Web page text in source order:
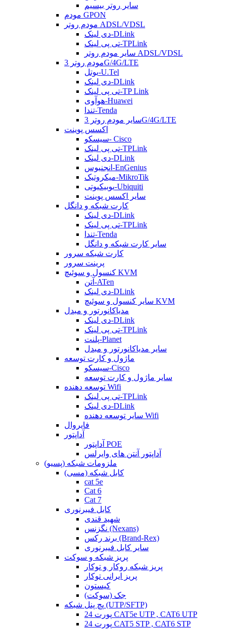
سایر روتر بیسیم
مودم GPON
مودم روتر ADSL/VDSL
دی لینک-DLink
تی پی لینک-TPLink
سایر مودم روتر ADSL/VDSL
مودم روتر 3G/4G/LTE
یوتل-U.Tel
دی لینک-DLink
تی پی لینک-TP Link
هوآوی-Huawei
تندا-Tenda
سایر مودم روتر 3G/4G/LTE
اکسس پوینت
سیسکو- Cisco
تی پی لینک-TPLink
دی لینک-DLink
انجنیوس-EnGenius
میکروتیک-MikroTik
یوبیکیوتی-Ubiquiti
سایر اکسس پوینت
کارت شبکه و دانگل
دی لینک-DLink
تی پی لینک-TPLink
تندا-Tenda
سایر کارت شبکه و دانگل
کارت شبکه سرور
پرینت سرور
کنسول و سوئیچ KVM
آتن-ATen
دی لینک-DLink
سایر کنسول و سوئیچ KVM
مدیاکانورتور و مبدل
دی لینک-DLink
تی پی لینک-TPLink
پلنت-Planet
سایر مدیاکانورتور و مبدل
ماژول و کارت توسعه
سیسکو-Cisco
سایر ماژول و کارت توسعه
توسعه دهنده Wifi
تی پی لینک-TPLink
دی لینک-DLink
سایر توسعه دهنده Wifi
فایروال
آداپتور
آداپتور POE
آداپتور آنتن های وایرلس
ملزومات شبکه (پسیو)
کابل شبکه (مسی)
cat 5e
Cat 6
Cat 7
کابل فیبرنوری
شهید قندی
نگزنس (Nexans)
برند رکس (Brand-Rex)
سایر کابل فیبرنوری
پریز شبکه و سوکت
پریز شبکه روکار و توکار
پریز ایرانی توکار
کیستون
جک (سوکت)
پچ پنل شبکه (UTP/SFTP)
24 پورت CAT5e UTP , CAT6 UTP
24 پورت CAT5 STP , CAT6 STP